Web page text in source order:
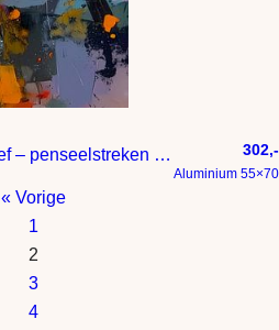
Mussen – Modern expressief – penseelstreken en abstracte kleurige vlakken 302,-
Aluminium 55×70
« Vorige
1
2
3
4